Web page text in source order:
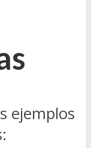
ejemplos